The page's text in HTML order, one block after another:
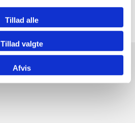
Tillad alle
Tillad valgte
Afvis